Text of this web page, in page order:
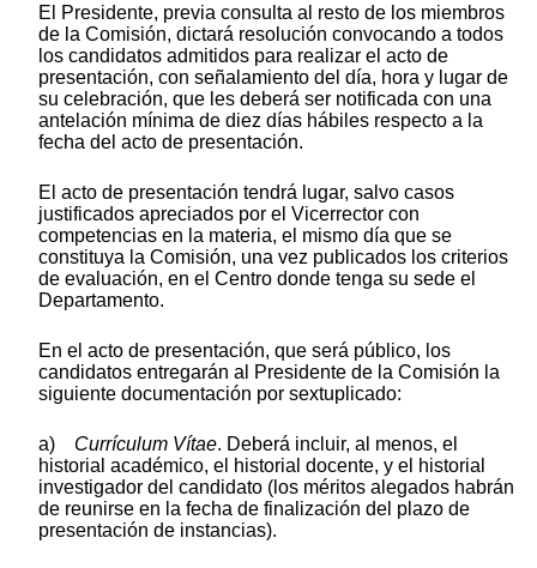
El Presidente, previa consulta al resto de los miembros
de la Comisión, dictará resolución convocando a todos
los candidatos admitidos para realizar el acto de
presentación, con señalamiento del día, hora y lugar de
su celebración, que les deberá ser notificada con una
antelación mínima de diez días hábiles respecto a la
fecha del acto de presentación.
El acto de presentación tendrá lugar, salvo casos
justificados apreciados por el Vicerrector con
competencias en la materia, el mismo día que se
constituya la Comisión, una vez publicados los criterios
de evaluación, en el Centro donde tenga su sede el
Departamento.
En el acto de presentación, que será público, los
candidatos entregarán al Presidente de la Comisión la
siguiente documentación por sextuplicado:
a) Currículum Vítae. Deberá incluir, al menos, el
historial académico, el historial docente, y el historial
investigador del candidato (los méritos alegados habrán
de reunirse en la fecha de finalización del plazo de
presentación de instancias).